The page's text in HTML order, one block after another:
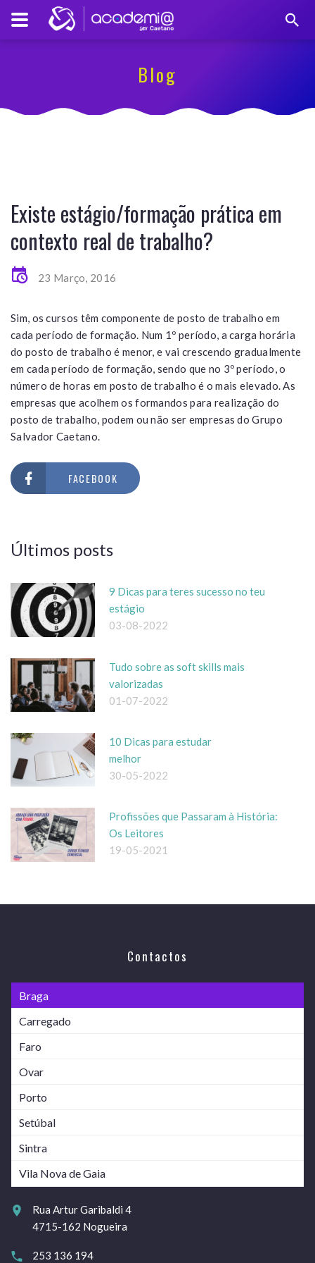
Blog
Existe estágio/formação prática em
contexto real de trabalho?
23 Março, 2016
Sim, os cursos têm componente de posto de trabalho em
cada período de formação. Num 1º período, a carga horária
do posto de trabalho é menor, e vai crescendo gradualmente
em cada período de formação, sendo que no 3º período, o
número de horas em posto de trabalho é o mais elevado. As
empresas que acolhem os formandos para realização do
posto de trabalho, podem ou não ser empresas do Grupo
Salvador Caetano.
FACEBOOK
Últimos posts
9 Dicas para teres sucesso no teu
estágio
03-08-2022
Tudo sobre as soft skills mais
valorizadas
01-07-2022
10 Dicas para estudar
melhor
30-05-2022
Profissões que Passaram à História:
Os Leitores
19-05-2021
Contactos
Braga
Carregado
Faro
Ovar
Porto
Setúbal
Sintra
Vila Nova de Gaia
Rua Artur Garibaldi 4
4715-162 Nogueira
253 136 194